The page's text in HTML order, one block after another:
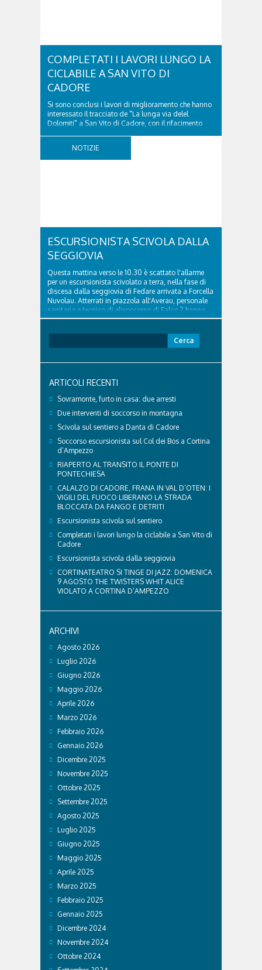
COMPLETATI I LAVORI LUNGO LA
CICLABILE A SAN VITO DI
CADORE
Si sono conclusi i lavori di miglioramento che hanno
interessato il tracciato de "La lunga via delel
Dolomiti" a San Vito di Cadore, con il rifacimento
appositi dissuasori in corrispondenza...
NOTIZIE
ESCURSIONISTA SCIVOLA DALLA
SEGGIOVIA
Questa mattina verso le 10.30 è scattato l'allarme
per un escursionista scivolato a terra, nella fase di
discesa dalla seggiovia di Fedare arrivata a Forcella
Nuvolau. Atterrati in piazzola all'Averau, personale
sanitario e tecnico di elisoccorso di Falco 2 hanno
raggiunto il 74enne di Teolo...
per:
ARTICOLI RECENTI
Sovramonte, furto in casa: due arresti
Due interventi di soccorso in montagna
Scivola sul sentiero a Danta di Cadore
Soccorso escursionista sul Col dei Bos a Cortina
d’Ampezzo
RIAPERTO AL TRANSITO IL PONTE DI
PONTECHIESA
CALALZO DI CADORE, FRANA IN VAL D’OTEN: I
VIGILI DEL FUOCO LIBERANO LA STRADA
BLOCCATA DA FANGO E DETRITI
Escursionista scivola sul sentiero
Completati i lavori lungo la ciclabile a San Vito di
Cadore
Escursionista scivola dalla seggiovia
CORTINATEATRO SI TINGE DI JAZZ: DOMENICA
9 AGOSTO THE TWISTERS WHIT ALICE
VIOLATO A CORTINA D’AMPEZZO
ARCHIVI
Agosto 2026
Luglio 2026
Giugno 2026
Maggio 2026
Aprile 2026
Marzo 2026
Febbraio 2026
Gennaio 2026
Dicembre 2025
Novembre 2025
Ottobre 2025
Settembre 2025
Agosto 2025
Luglio 2025
Giugno 2025
Maggio 2025
Aprile 2025
Marzo 2025
Febbraio 2025
Gennaio 2025
Dicembre 2024
Novembre 2024
Ottobre 2024